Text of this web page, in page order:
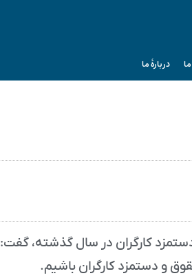
دربارۀ ما
به افزایش ۴۵ درصدی حقوق و دستمزد کارگران در سال گذشته، گفت:
و دستمزد کارگران باشیم.